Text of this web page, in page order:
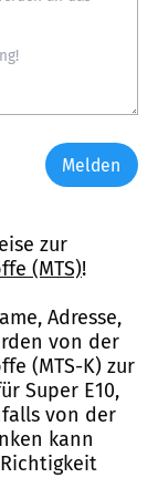
Melden
zur
(MTS)!
Adresse,
von der
(MTS-K) zur
Super E10,
von der
kann